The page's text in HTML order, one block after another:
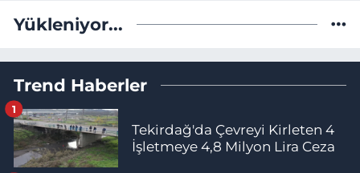
Yükleniyor...
Trend Haberler
Tekirdağ'da Çevreyi Kirleten 4
İşletmeye 4,8 Milyon Lira Ceza
1